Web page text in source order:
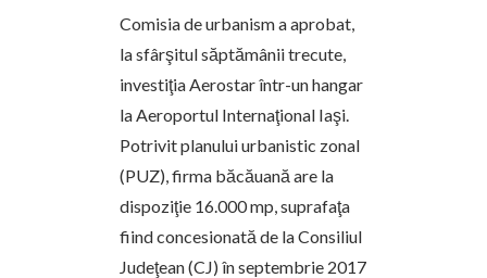
Comisia de urbanism a aprobat,
la sfârşitul săptămânii trecute,
investiţia Aerostar într-un hangar
la Aeroportul Internaţional Iaşi.
Potrivit planului urbanistic zonal
(PUZ), firma băcăuană are la
dispoziţie 16.000 mp, suprafaţa
fiind concesionată de la Consiliul
Judeţean (CJ) în septembrie 2017